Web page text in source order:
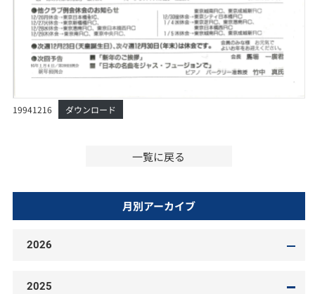
19941216 ダウンロード
一覧に戻る
月別アーカイブ
2026
2025